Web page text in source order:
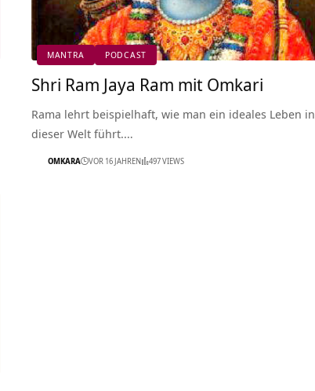
MANTRA PODCAST
Shri Ram Jaya Ram mit Omkari
Rama lehrt beispielhaft, wie man ein ideales Leben in
dieser Welt führt.…
OMKARA VOR 16 JAHREN 497 VIEWS